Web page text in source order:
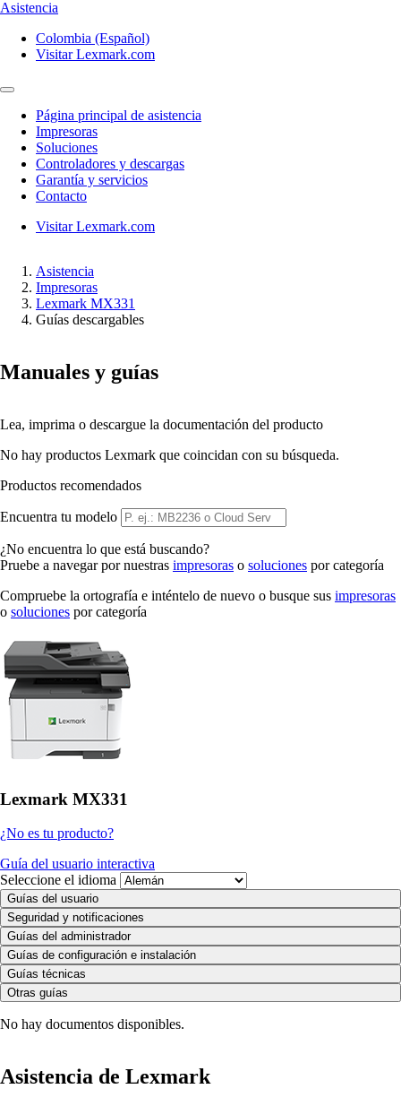
Asistencia
Colombia (Español)
Visitar Lexmark.com
Página principal de asistencia
Impresoras
Soluciones
Controladores y descargas
Garantía y servicios
Contacto
Visitar Lexmark.com
Asistencia
Impresoras
Lexmark MX331
Guías descargables
Manuales y guías
Lea, imprima o descargue la documentación del producto
No hay productos Lexmark que coincidan con su búsqueda.
Productos recomendados
Encuentra tu modelo
¿No encuentra lo que está buscando?
Pruebe a navegar por nuestras impresoras o soluciones por categoría
Compruebe la ortografía e inténtelo de nuevo o busque sus impresoras
o soluciones por categoría
Lexmark MX331
¿No es tu producto?
Guía del usuario interactiva
Seleccione el idioma
Guías del usuario
Seguridad y notificaciones
Guías del administrador
Guías de configuración e instalación
Guías técnicas
Otras guías
No hay documentos disponibles.
Asistencia de Lexmark